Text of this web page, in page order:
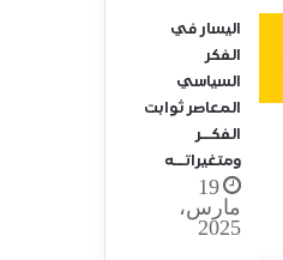
اليسار في
الفكر
السياسي
المعاصر ثوابت
الفكــر
ومتغيراتــه
19
مارس،
2025